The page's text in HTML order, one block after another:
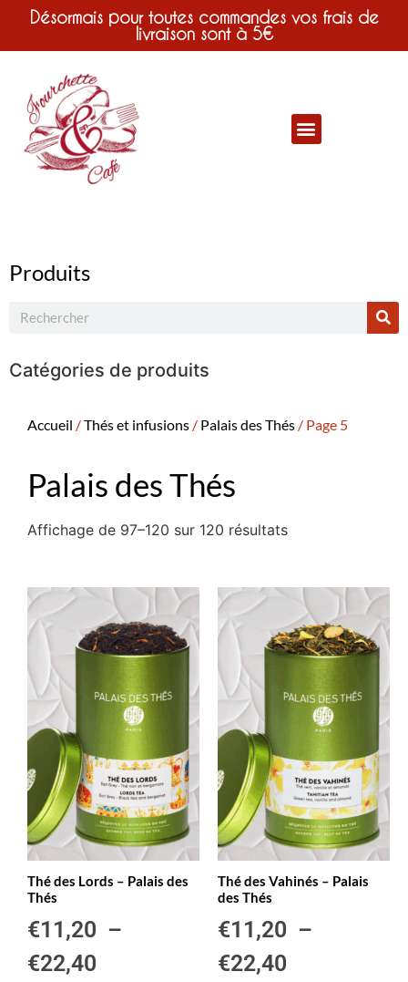
Désormais pour toutes commandes vos frais de
livraison sont à 5€
Produits
Catégories de produits
Accueil /Thés et infusions / Palais des Thés / Page 5
Palais des Thés
Affichage de 97–120 sur 120 résultats
Thé des Lords – Palais des
Thés
€11,20 –
€22,40
Thé des Vahinés – Palais
des Thés
€11,20 –
€22,40